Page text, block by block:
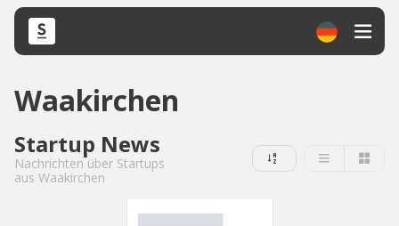
Waakirchen
Startup News
Nachrichten über Startups
aus Waakirchen